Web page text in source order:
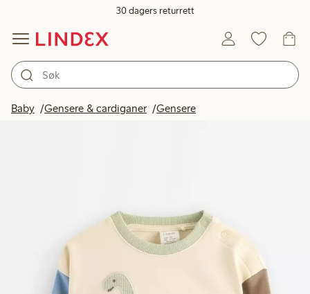
30 dagers returrett
Baby Gensere & cardiganer Gensere